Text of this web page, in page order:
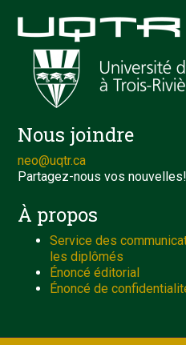
Nous joindre
neo@uqtr.ca
Partagez-nous vos nouvelles!
À propos
Service des
les diplômés
Énoncé éditorial
Énoncé de